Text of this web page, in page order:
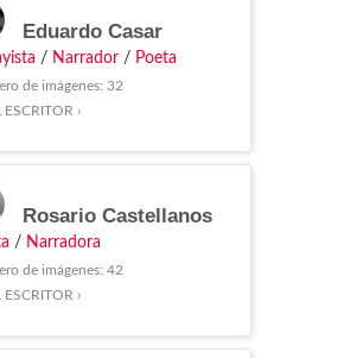
Eduardo Casar
/ Narrador / Poeta
de imágenes: 32
ESCRITOR ›
Rosario Castellanos
/ Narradora
de imágenes: 42
ESCRITOR ›